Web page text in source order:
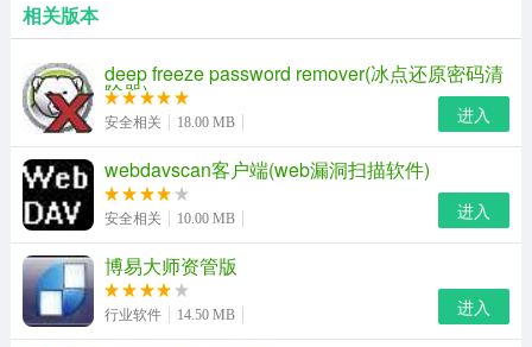
支持一键史诗搭配
支持全职业伤害计算
支持装备增幅、强化计算
支持100级史诗装备细节伤害调整
支持国服特色伤害微调
源码公布，可以自己添加职业数据进行计算
相关版本
deep freeze password remover(冰点还原密码清
除器)
安全相关 18.00 MB 进入
webdavscan客户端(web漏洞扫描软件)
安全相关 10.00 MB 进入
博易大师资管版
行业软件 14.50 MB 进入